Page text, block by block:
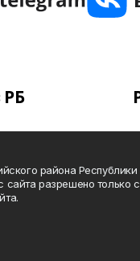
района Республики
сайта разрешено только с